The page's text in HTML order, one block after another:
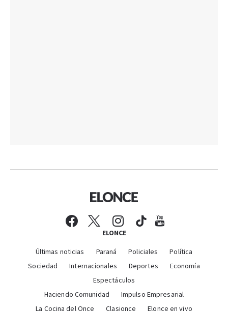
ELONCE
Últimas noticias Paraná Policiales
Política
Sociedad
Internacionales Deportes
Economía
Espectáculos
Haciendo Comunidad
Impulso Empresarial
La Cocina del Once
Clasionce Elonce en vivo